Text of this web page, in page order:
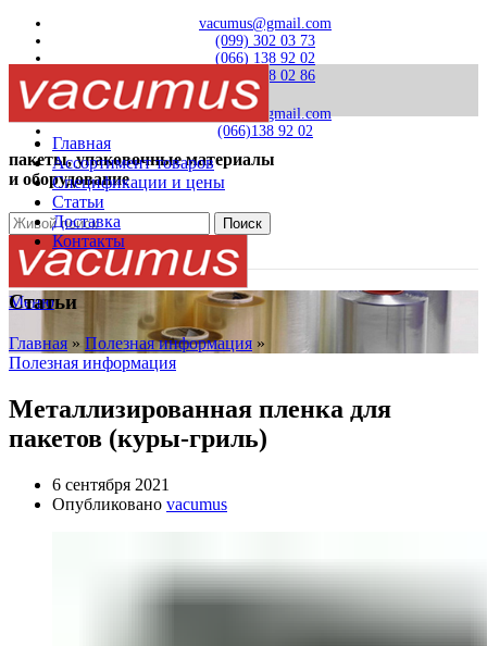
vacumus@gmail.com
(099) 302 03 73
(066) 138 92 02
(0332) 78 02 86
vacumus@gmail.com
(066)138 92 02
пакеты, упаковочные материалы
и оборудование
Поиск
Меню
Главная
Ассортимент товаров
Спецификации и цены
Статьи
Доставка
Контакты
Статьи
Главная » Полезная информация »
Полезная информация
Металлизированная пленка для
пакетов (куры-гриль)
6 сентября 2021
Опубликовано vacumus